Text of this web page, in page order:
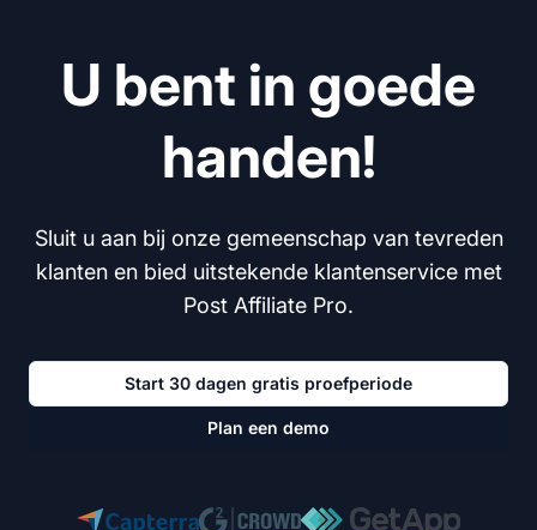
U bent in goede
handen!
Sluit u aan bij onze gemeenschap van tevreden
klanten en bied uitstekende klantenservice met
Post Affiliate Pro.
Start 30 dagen gratis proefperiode
Plan een demo